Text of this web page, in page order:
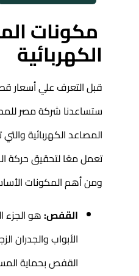
مكونات
الكهربائية
قبل التعرف علي أسعار
ستساعدنا شركة مصر
المصاعد الكهربائية والتي
تعمل معًا لتحقيق حركة
ومن أهم المكونات
القفص:هو الجزء
الأبواب والجدران
القفص بحماية